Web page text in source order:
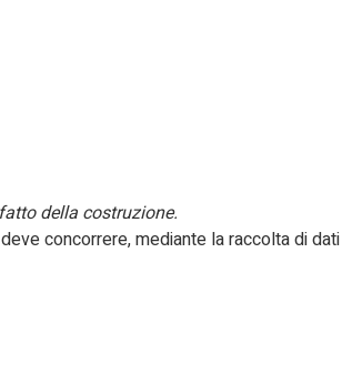
della costruzione.
concorrere, mediante la raccolta di dati